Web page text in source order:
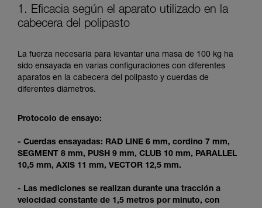
consultarlo. Usted debe comprender la
información de la ficha técnica para poder
comprender este complemento informativo.
y un entrenamiento específico. Confirme a
través de un profesional su capacidad para
ejecutar estas técnicas, solo y con total
seguridad, antes de ejecutarlas de forma
su actividad. Pueden existir otras que no
1. Eficacia según el aparato utilizado en la
cabecera del polipasto
La fuerza necesaria para levantar una masa de 100 kg ha
sido ensayada en varias configuraciones con diferentes
aparatos en la cabecera del polipasto y cuerdas de
diferentes diámetros.
Protocolo de ensayo:
- Cuerdas ensayadas: RAD LINE 6 mm, cordino 7 mm,
SEGMENT 8 mm, PUSH 9 mm, CLUB 10 mm, PARALLEL
10,5 mm, AXIS 11 mm, VECTOR 12,5 mm.
- Las mediciones se realizan durante una tracción a
velocidad constante de 1,5 metros por minuto, con